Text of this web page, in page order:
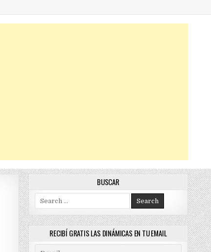
BUSCAR
Search
for:
RECIBÍ GRATIS LAS DINÁMICAS EN TU EMAIL